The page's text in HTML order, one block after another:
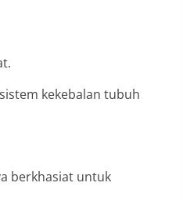
kekebalan tubuh
berkhasiat untuk